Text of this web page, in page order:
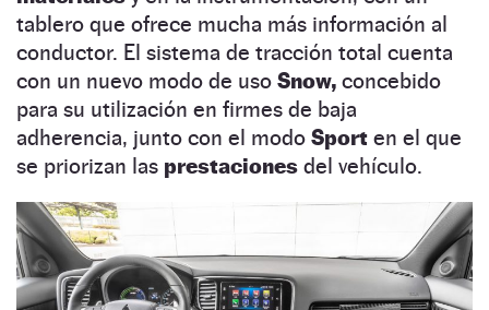
tablero que ofrece mucha más información al
conductor. El sistema de tracción total cuenta
con un nuevo modo de uso Snow, concebido
para su utilización en firmes de baja
adherencia, junto con el modo Sport en el que
se priorizan las prestaciones del vehículo.